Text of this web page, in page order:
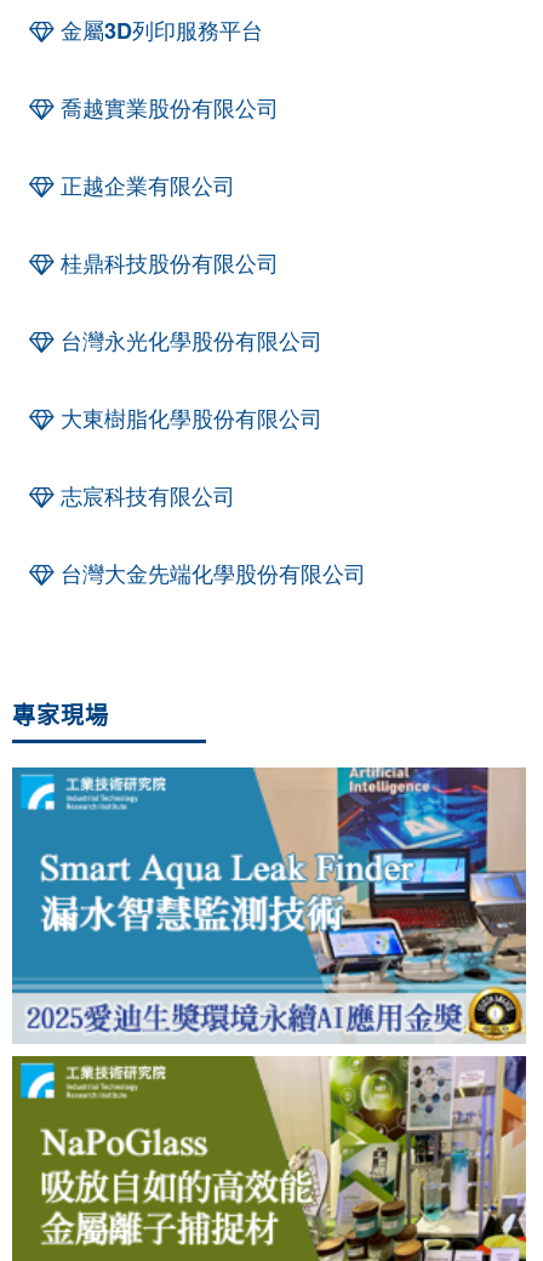
金屬3D列印服務平台
喬越實業股份有限公司
正越企業有限公司
桂鼎科技股份有限公司
台灣永光化學股份有限公司
大東樹脂化學股份有限公司
志宸科技有限公司
台灣大金先端化學股份有限公司
專家現場